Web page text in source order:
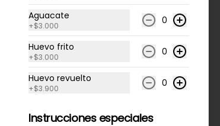
Huevo frito
Aguacate
+$3.000 0
Huevo frito
+$3.000 0
Huevo revuelto
+$3.900 0
Instrucciones especiales